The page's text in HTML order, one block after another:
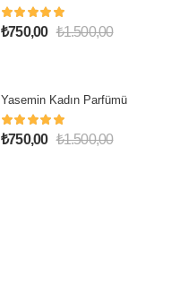
₺750,00 ₺1.500,00
Yasemin Kadın Parfümü
₺750,00 ₺1.500,00